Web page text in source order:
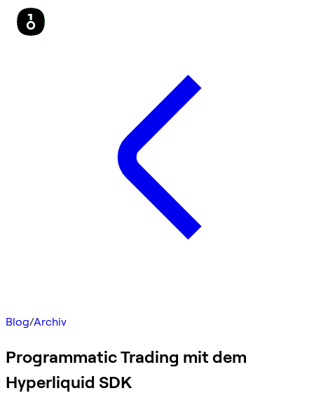
Blog/Archiv
Programmatic Trading mit dem
Hyperliquid SDK